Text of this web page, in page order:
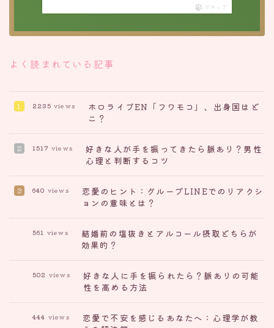
ポチップ
よく読まれている記事
ホロライブEN「フワモコ」、出身国はど
こ？
2235 views
好きな人が手を振ってきたら脈あり？男性
心理と判断するコツ
1517 views
恋愛のヒント：グループLINEでのリアクシ
ョンの意味とは？
640 views
結婚前の塩抜きとアルコール摂取どちらが
効果的？
561 views
好きな人に手を振られたら？脈ありの可能
性を高める方法
502 views
恋愛で不安を感じるあなたへ：心理学が教
444 views